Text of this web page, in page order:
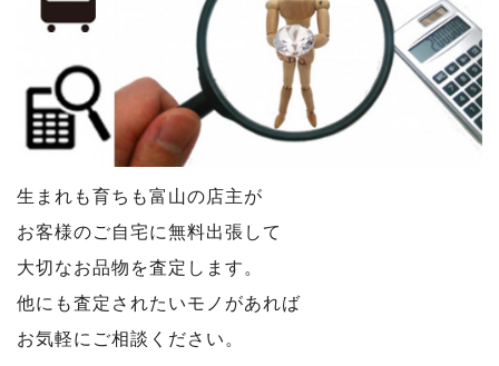
生まれも育ちも富山の店主が
お客様のご自宅に無料出張して
大切なお品物を査定します。
他にも査定されたいモノがあれば
お気軽にご相談ください。